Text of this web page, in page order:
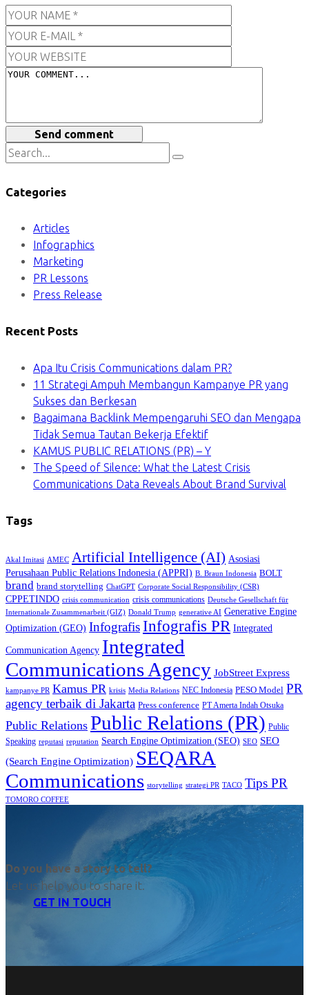
Send comment
Categories
Articles
Infographics
Marketing
PR Lessons
Press Release
Recent Posts
Apa Itu Crisis Communications dalam PR?
11 Strategi Ampuh Membangun Kampanye PR yang
Sukses dan Berkesan
Bagaimana Backlink Mempengaruhi SEO dan Mengapa
Tidak Semua Tautan Bekerja Efektif
KAMUS PUBLIC RELATIONS (PR) – Y
The Speed of Silence: What the Latest Crisis
Communications Data Reveals About Brand Survival
Tags
Akal Imitasi AMEC Artificial Intelligence (AI) Asosiasi
Perusahaan Public Relations Indonesia (APPRI) B. Braun Indonesia BOLT
brand brand storytelling ChatGPT Corporate Social Responsibility (CSR)
CPPETINDO crisis communication crisis communications Deutsche Gesellschaft für
Internationale Zusammenarbeit (GIZ) Donald Trump generative AI Generative Engine
Optimization (GEO) InfografisInfografis PR Integrated
Communication Agency Integrated
Communications Agency JobStreet Express
kampanye PR Kamus PR krisis Media Relations NEC Indonesia PESO Model PR
agency terbaik di Jakarta Press conference PT Amerta Indah Otsuka
Public Relations Public Relations (PR) Public
Speaking reputasi reputation Search Engine Optimization (SEO) SEO SEO
(Search Engine Optimization) SEQARA
Communications storytelling strategi PR TACO Tips PR
TOMORO COFFEE
Do you have a story to tell?
Let us help you to share it.
GET IN TOUCH